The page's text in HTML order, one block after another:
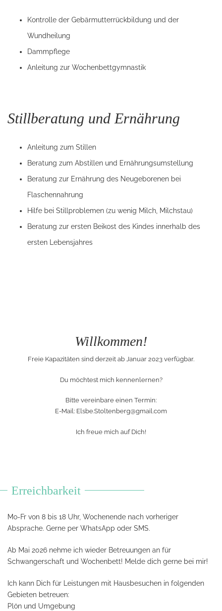
Kontrolle der Gebärmutterrückbildung und der
Wundheilung
Dammpflege
Anleitung zur Wochenbettgymnastik
Stillberatung und Ernährung
Anleitung zum Stillen
Beratung zum Abstillen und Ernährungsumstellung
Beratung zur Ernährung des Neugeborenen bei
Flaschennahrung
Hilfe bei Stillproblemen (zu wenig Milch, Milchstau)
Beratung zur ersten Beikost des Kindes innerhalb des
ersten Lebensjahres
Willkommen!
Freie Kapazitäten sind derzeit ab Januar 2023 verfügbar.
Du möchtest mich kennenlernen?
Bitte vereinbare einen Termin:
E-Mail: Elsbe.Stoltenberg@gmail.com
Ich freue mich auf Dich!
Erreichbarkeit
Mo-Fr von 8 bis 18 Uhr, Wochenende nach vorheriger
Absprache. Gerne per WhatsApp oder SMS.
Ab Mai 2026 nehme ich wieder Betreuungen an für
Schwangerschaft und Wochenbett! Melde dich gerne bei mir!
Ich kann Dich für Leistungen mit Hausbesuchen in folgenden
Gebieten betreuen:
Plön und Umgebung